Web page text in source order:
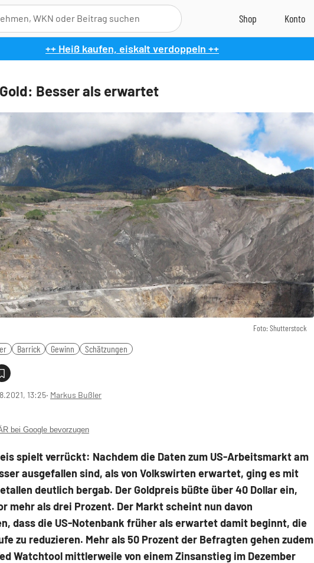
++ Heiß kaufen, eiskalt verdoppeln ++
Besser als erwartet
Foto: Shutterstock
Barrick Gewinn Schätzungen
13:25‧ Markus Bußler
bei Google bevorzugen
spielt verrückt: Nachdem die Daten zum US-Arbeitsmarkt am
ausgefallen sind, als von Volkswirten erwartet, ging es mit
deutlich bergab. Der Goldpreis büßte über 40 Dollar ein,
mehr als drei Prozent. Der Markt scheint nun davon
dass die US-Notenbank früher als erwartet damit beginnt, die
zu reduzieren. Mehr als 50 Prozent der Befragten gehen zudem
Watchtool mittlerweile von einem Zinsanstieg im Dezember